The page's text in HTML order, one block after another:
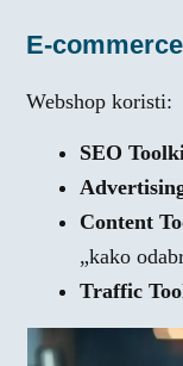
E-
Webshop koristi:
SEO
Content
„kako
Traffic